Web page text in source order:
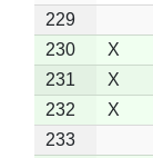
229
230
X
231
X
232
X
233